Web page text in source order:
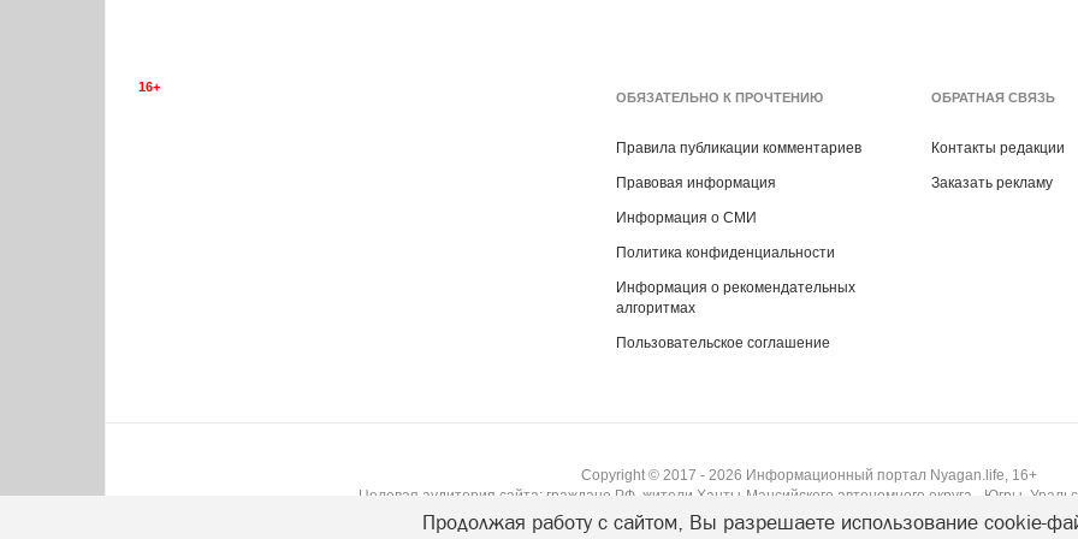
16+
ОБЯЗАТЕЛЬНО К ПРОЧТЕНИЮ
Правила публикации комментариев
Правовая информация
Информация о СМИ
Политика конфиденциальности
Информация о рекомендательных
алгоритмах
Пользовательское соглашение
ОБРАТНАЯ СВЯЗЬ
Контакты редакции
Заказать рекламу
Copyright © 2017 - 2026 Информационный портал Nyagan.life, 16+
Целевая аудитория сайта: граждане РФ, жители Ханты-Мансийского автономного округа - Югры,
Продолжая работу с сайтом, Вы разрешаете использование cookie-